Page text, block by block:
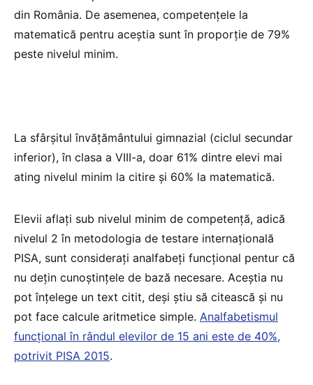
din România. De asemenea, competenţele la
matematică pentru aceştia sunt în proporţie de 79%
peste nivelul minim.
La sfârșitul învățământului gimnazial (ciclul secundar
inferior), în clasa a VIII-a, doar 61% dintre elevi mai
ating nivelul minim la citire şi 60% la matematică.
Elevii aflaţi sub nivelul minim de competenţă, adică
nivelul 2 în metodologia de testare internaţională
PISA, sunt consideraţi analfabeţi funcţional pentur că
nu deţin cunoştinţele de bază necesare. Aceştia nu
pot înţelege un text citit, deşi ştiu să citească şi nu
pot face calcule aritmetice simple. Analfabetismul
funcţional în rândul elevilor de 15 ani este de 40%,
potrivit PISA 2015.